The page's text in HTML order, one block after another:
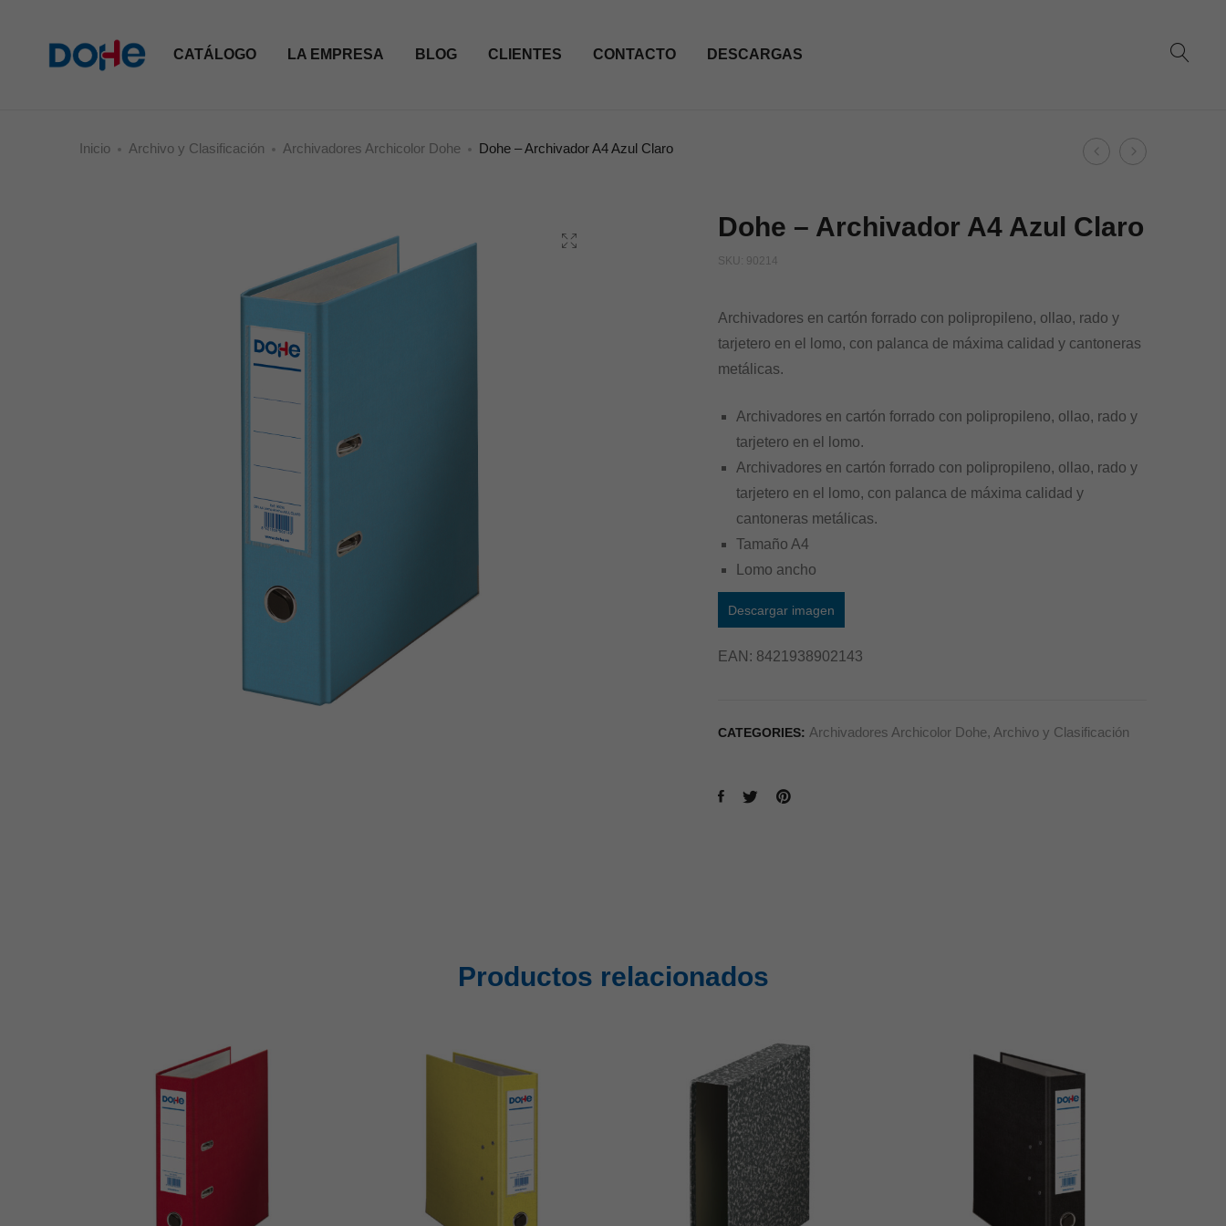
CATÁLOGO LA EMPRESA BLOG CLIENTES CONTACTO DESCARGAS
Inicio Archivo y Clasificación Archivadores Archicolor Dohe Dohe – Archivador A4 Azul Claro
Product
Dohe
Archicolor
ancho
naranja
Dohe
A4
Dohe – Archivador A4 Azul Claro
SKU: 90214
Archivadores en cartón forrado con polipropileno, ollao, rado y
tarjetero en el lomo, con palanca de máxima calidad y cantoneras
metálicas.
Archivadores en cartón forrado con polipropileno, ollao, rado y
tarjetero en el lomo.
Archivadores en cartón forrado con polipropileno, ollao, rado y
tarjetero en el lomo, con palanca de máxima calidad y
cantoneras metálicas.
Tamaño A4
Lomo ancho
Descargar imagen
EAN: 8421938902143
CATEGORIES: Archivadores Archicolor Dohe, Archivo y Clasificación
Productos relacionados